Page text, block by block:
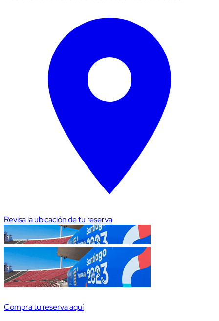
Revisa la ubicación de tu reserva
Compra tu reserva aquí